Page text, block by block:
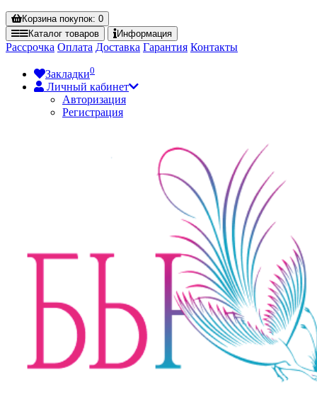
Корзинапокупок: 0
Каталог товаров Информация
Рассрочка Оплата Доставка Гарантия Контакты
Закладки0
Личный кабинет
Авторизация
Регистрация